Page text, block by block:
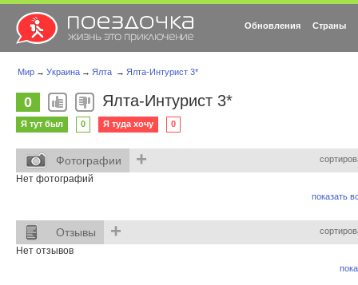
Обновления Страны
Мир → Украина → Ялта → Ялта-Интурист 3*
0 Ялта-Интурист 3*
Я тут был 0 Я туда хочу 0
Фотографии +
Нет фотографий
показать
Отзывы +
Нет отзывов